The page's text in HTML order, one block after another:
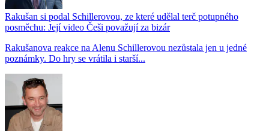
Rakušan si podal Schillerovou, ze které udělal terč potupného
posměchu: Její video Češi považují za bizár
Rakušanova reakce na Alenu Schillerovou nezůstala jen u jedné
poznámky. Do hry se vrátila i starší...